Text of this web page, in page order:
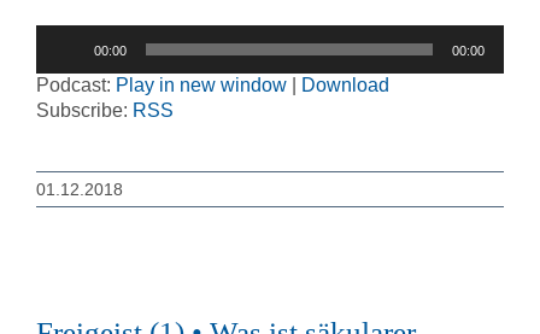
00:00 00:00
Podcast: Play in new window
Download
Subscribe: RSS
01.12.2018